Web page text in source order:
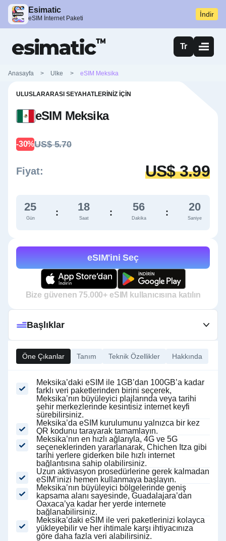
Esimatic
eSIM İnternet Paketi İndir
Tr
Anasayfa > Ulke > eSIM Meksika
ULUSLARARASI SEYAHATLERINIZ İÇIN
eSIM Meksika
-30%US$ 5.70
Fiyat: US$ 3.99
25
Gün
: 18
Saat
: 56
Dakika
: 19
Saniye
eSIM'ini Seç
Bize güvenen 75.000+ eSIM kullanıcısına katılın
Öne Çıkanlar Tanım Teknik Özellikler Hakkında
Meksika’daki eSIM ile 1GB’dan 100GB’a kadar
farklı veri paketlerinden birini seçerek,
Meksika’nın büyüleyici plajlarında veya tarihi
şehir merkezlerinde kesintisiz internet keyfi
sürebilirsiniz.
Meksika’da eSIM kurulumunu yalnızca bir kez
QR kodunu tarayarak tamamlayın.
Meksika’nın en hızlı ağlarıyla, 4G ve 5G
seçeneklerinden yararlanarak, Chichen Itza gibi
tarihi yerlere giderken bile hızlı internet
bağlantısına sahip olabilirsiniz.
Uzun aktivasyon prosedürlerine gerek kalmadan
eSIM’inizi hemen kullanmaya başlayın.
Meksika’nın büyüleyici bölgelerinde geniş
kapsama alanı sayesinde, Guadalajara’dan
Oaxaca’ya kadar her yerde internete
bağlanabilirsiniz.
Meksika’daki eSIM ile veri paketlerinizi kolayca
yükleyebilir ve her ihtimale karşı ihtiyacınıza
göre daha fazla veri alabilirsiniz.
Başlıklar